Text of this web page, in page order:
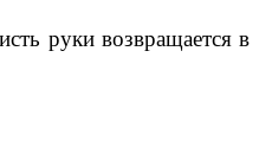
руки возвращается в